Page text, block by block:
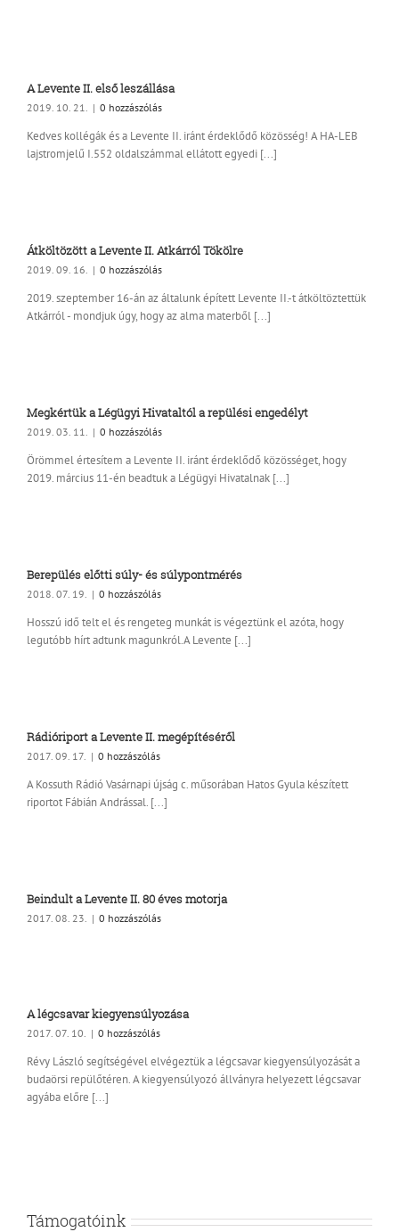
A Levente II. első leszállása
2019. 10. 21. | 0 hozzászólás
Kedves kollégák és a Levente II. iránt érdeklődő közösség! A HA-LEB
lajstromjelű I.552 oldalszámmal ellátott egyedi [...]
Átköltözött a Levente II. Atkárról Tökölre
2019. 09. 16. | 0 hozzászólás
2019. szeptember 16-án az általunk épített Levente II.-t átköltöztettük
Atkárról - mondjuk úgy, hogy az alma materből [...]
Megkértük a Légügyi Hivataltól a repülési engedélyt
2019. 03. 11. | 0 hozzászólás
Örömmel értesítem a Levente II. iránt érdeklődő közösséget, hogy
2019. március 11-én beadtuk a Légügyi Hivatalnak [...]
Berepülés előtti súly- és súlypontmérés
2018. 07. 19. | 0 hozzászólás
Hosszú idő telt el és rengeteg munkát is végeztünk el azóta, hogy
legutóbb hírt adtunk magunkról.A Levente [...]
Rádióriport a Levente II. megépítéséről
2017. 09. 17. | 0 hozzászólás
A Kossuth Rádió Vasárnapi újság c. műsorában Hatos Gyula készített
riportot Fábián Andrással. [...]
Beindult a Levente II. 80 éves motorja
2017. 08. 23. | 0 hozzászólás
A légcsavar kiegyensúlyozása
2017. 07. 10. | 0 hozzászólás
Révy László segítségével elvégeztük a légcsavar kiegyensúlyozását a
budaörsi repülőtéren. A kiegyensúlyozó állványra helyezett légcsavar
agyába előre [...]
Támogatóink